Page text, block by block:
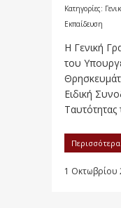
Κατηγορίες:
Εκπαίδευση
Η Γενική
του
Ειδική
Ταυτότητας
Περισσότερα
1 Οκτωβρίου